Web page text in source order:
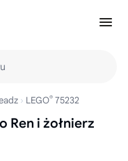
LEGO® 75232
Ren i żołnierz